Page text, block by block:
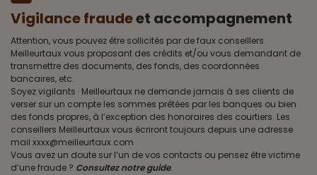
Vigilance fraudeet accompagnement
Attention, vous pouvez être sollicités par de faux conseillers
Meilleurtaux vous proposant des crédits et/ou vous demandant de
transmettre des documents, des fonds, des coordonnées
bancaires, etc.
Soyez vigilants · Meilleurtaux ne demande jamais à ses clients de
verser sur un compte les sommes prêtées par les banques ou bien
des fonds propres, à l’exception des honoraires des courtiers. Les
conseillers Meilleurtaux vous écriront toujours depuis une adresse
mail xxxx@meilleurtaux.com
Vous avez un doute sur l’un de vos contacts ou pensez être victime
d’une fraude ? Consultez notre guide.